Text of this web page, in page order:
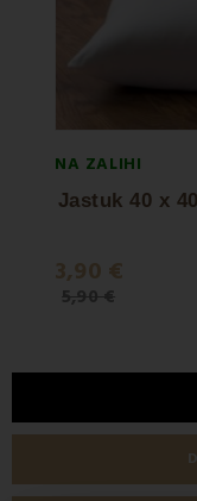
NA ZALIHI
Jastuk 40 x
3,90 €
5,90 €